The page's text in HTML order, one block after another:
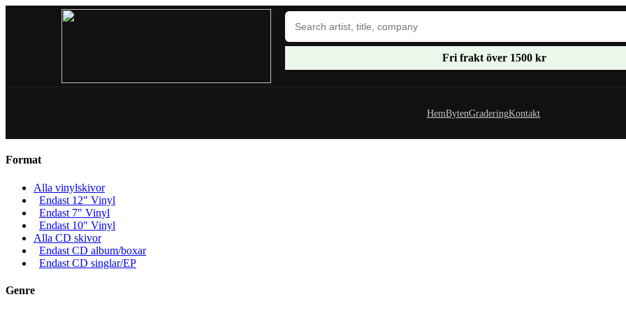
Fri frakt över 1500 kr
HemBytenGraderingKontakt
Format
Alla vinylskivor
Endast 12" Vinyl
Endast 7" Vinyl
Endast 10" Vinyl
Alla CD skivor
Endast CD album/boxar
Endast CD singlar/EP
Genre